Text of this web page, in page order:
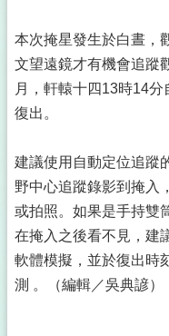
本次掩星發生於白晝，
文望遠鏡才有機會追蹤
月，軒轅十四13時14
復出。
建議使用自動定位追蹤
野中心追蹤錄影到掩入
或拍照。如果是手持雙
在掩入之後看不見，建
軟體模擬，並於復出時
測 。（編輯／吳典諺）